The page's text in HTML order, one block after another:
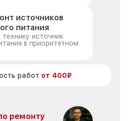
источников
питания
источник
в приоритетном
работ от 400₽
ремонту